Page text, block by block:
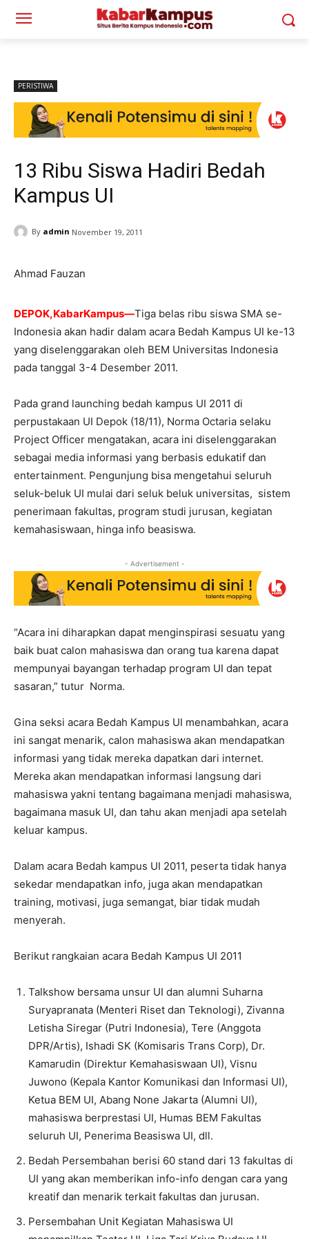
PERISTIWA
13 Ribu Siswa Hadiri Bedah
Kampus UI
By admin November 19, 2011
Ahmad Fauzan
DEPOK,KabarKampus—Tiga belas ribu siswa SMA se-
Indonesia akan hadir dalam acara Bedah Kampus UI ke-13
yang diselenggarakan oleh BEM Universitas Indonesia
pada tanggal 3-4 Desember 2011.
Pada grand launching bedah kampus UI 2011 di
perpustakaan UI Depok (18/11), Norma Octaria selaku
Project Officer mengatakan, acara ini diselenggarakan
sebagai media informasi yang berbasis edukatif dan
entertainment. Pengunjung bisa mengetahui seluruh
seluk-beluk UI mulai dari seluk beluk universitas, sistem
penerimaan fakultas, program studi jurusan, kegiatan
kemahasiswaan, hinga info beasiswa.
- Advertisement -
“Acara ini diharapkan dapat menginspirasi sesuatu yang
baik buat calon mahasiswa dan orang tua karena dapat
mempunyai bayangan terhadap program UI dan tepat
sasaran,” tutur Norma.
Gina seksi acara Bedah Kampus UI menambahkan, acara
ini sangat menarik, calon mahasiswa akan mendapatkan
informasi yang tidak mereka dapatkan dari internet.
Mereka akan mendapatkan informasi langsung dari
mahasiswa yakni tentang bagaimana menjadi mahasiswa,
bagaimana masuk UI, dan tahu akan menjadi apa setelah
keluar kampus.
Dalam acara Bedah kampus UI 2011, peserta tidak hanya
sekedar mendapatkan info, juga akan mendapatkan
training, motivasi, juga semangat, biar tidak mudah
menyerah.
Berikut rangkaian acara Bedah Kampus UI 2011
Talkshow bersama unsur UI dan alumni Suharna
Suryapranata (Menteri Riset dan Teknologi), Zivanna
Letisha Siregar (Putri Indonesia), Tere (Anggota
DPR/Artis), Ishadi SK (Komisaris Trans Corp), Dr.
Kamarudin (Direktur Kemahasiswaan UI), Visnu
Juwono (Kepala Kantor Komunikasi dan Informasi UI),
Ketua BEM UI, Abang None Jakarta (Alumni UI),
mahasiswa berprestasi UI, Humas BEM Fakultas
seluruh UI, Penerima Beasiswa UI, dll.
Bedah Persembahan berisi 60 stand dari 13 fakultas di
UI yang akan memberikan info-info dengan cara yang
kreatif dan menarik terkait fakultas dan jurusan.
Persembahan Unit Kegiatan Mahasiswa UI